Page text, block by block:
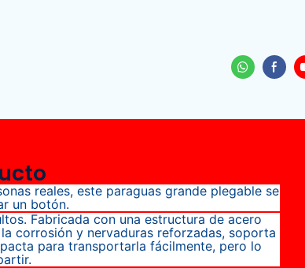
reales, este paraguas grande plegable se
un botón.
Fabricada con una estructura de acero
corrosión y nervaduras reforzadas, soporta
para transportarla fácilmente, pero lo